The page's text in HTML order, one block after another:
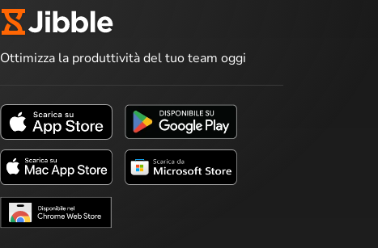
Ottimizza la produttività del tuo team oggi